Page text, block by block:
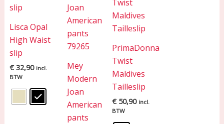
Lisca Opal
High Waist
slip
€32,90 incl.
BTW
Mey
Modern
Joan
American
pants
PrimaDonna
Twist
Maldives
Tailleslip
€50,90 incl.
BTW